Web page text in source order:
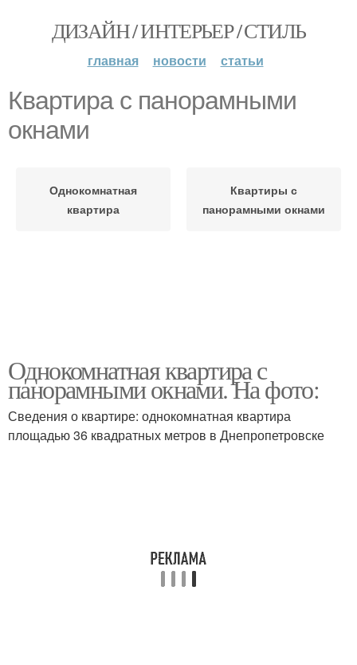
ДИЗАЙН / ИНТЕРЬЕР / СТИЛЬ
главная новости статьи
Квартира с панорамными
окнами
Однокомнатная
квартира
Квартиры с
панорамными окнами
Однокомнатная квартира с
панорамными окнами. На фото:
Сведения о квартире: однокомнатная квартира
площадью 36 квадратных метров в Днепропетровске